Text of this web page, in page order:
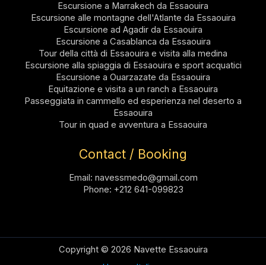
Escursione a Marrakech da Essaouira
Escursione alle montagne dell'Atlante da Essaouira
Escursione ad Agadir da Essaouira
Escursione a Casablanca da Essaouira
Tour della città di Essaouira e visita alla medina
Escursione alla spiaggia di Essaouira e sport acquatici
Escursione a Ouarzazate da Essaouira
Equitazione e visita a un ranch a Essaouira
Passeggiata in cammello ed esperienza nel deserto a
Essaouira
Tour in quad e avventura a Essaouira
Contact / Booking
Email: navessmedo@gmail.com
Phone: +212 641-099823
Copyright © 2026 Navette Essaouira